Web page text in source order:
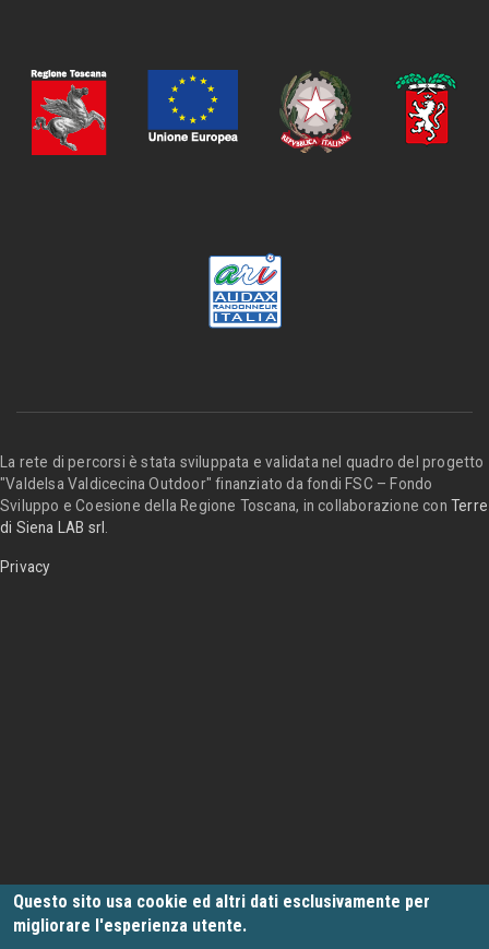
La rete di percorsi è stata sviluppata e validata nel quadro del progetto
"Valdelsa Valdicecina Outdoor" finanziato da fondi FSC – Fondo
Sviluppo e Coesione della Regione Toscana, in collaborazione conTerre
di Siena LAB srl .
Privacy
Questo sito usa cookie ed altri dati esclusivamente per
migliorare l'esperienza utente.